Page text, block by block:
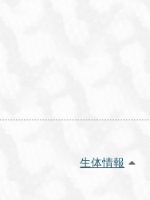
生体情報